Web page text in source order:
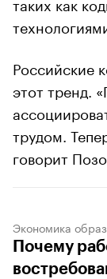
Российские
этот тренд.
трудом.
говорит
Экономика
Почему